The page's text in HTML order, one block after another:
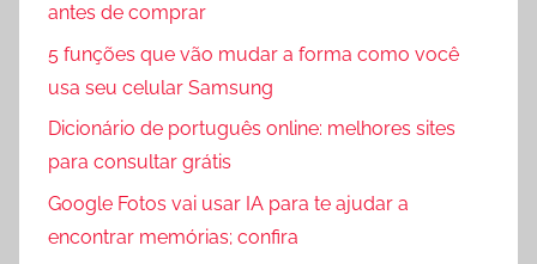
antes de comprar
5 funções que vão mudar a forma como você
usa seu celular Samsung
Dicionário de português online: melhores sites
para consultar grátis
Google Fotos vai usar IA para te ajudar a
encontrar memórias; confira